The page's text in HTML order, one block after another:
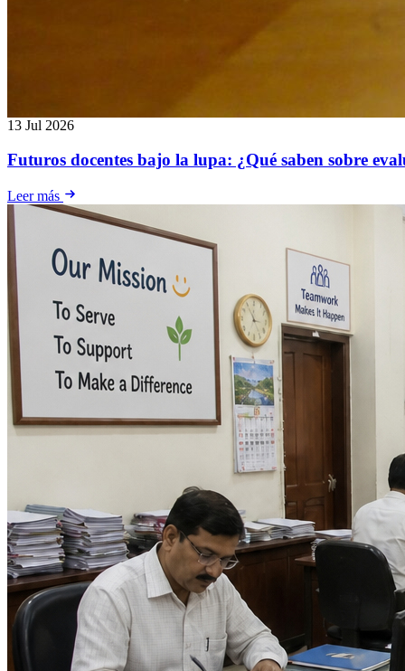
13 Jul 2026
Futuros docentes bajo la lupa: ¿Qué saben sobre
Leer más